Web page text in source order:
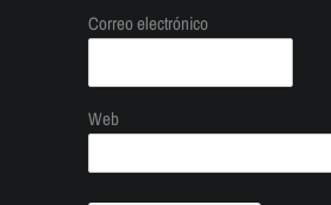
Correo electrónico
Web